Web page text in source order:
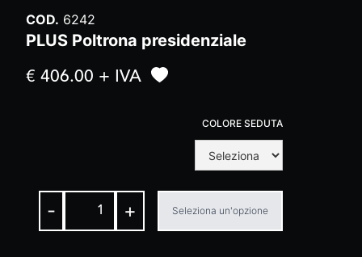
COD. 6242
PLUS Poltrona presidenziale
€ 406.00 + IVA
COLORE SEDUTA
- + Seleziona un'opzione